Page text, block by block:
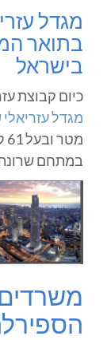
מגדל
בתואר
בישראל
כיום קבוצת
מגדל
במתחם